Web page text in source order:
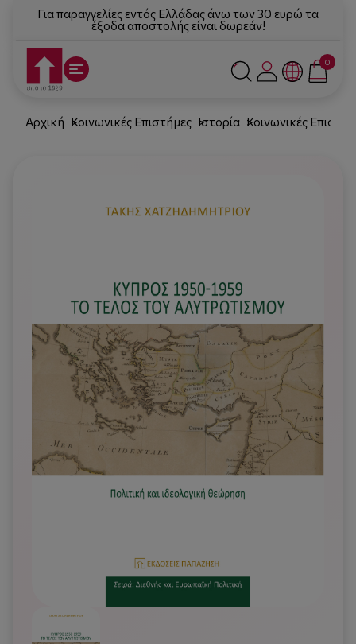
Για παραγγελίες εντός Ελλάδας άνω των 30 ευρώ τα
έξοδα αποστολής είναι δωρεάν!
0
Αρχική Κοινωνικές Επιστήμες Ιστορία Κοινωνικές